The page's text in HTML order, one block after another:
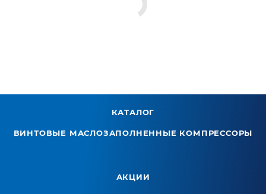
КАТАЛОГ
ВИНТОВЫЕ МАСЛОЗАПОЛНЕННЫЕ КОМПРЕССОРЫ
АКЦИИ